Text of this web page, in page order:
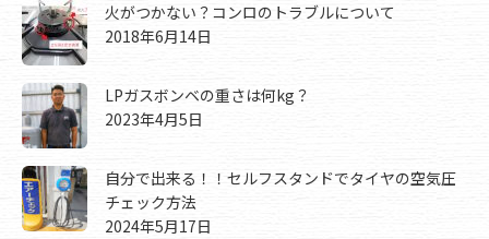
火がつかない？コンロのトラブルについて
2018年6月14日
LPガスボンベの重さは何kg？
2023年4月5日
自分で出来る！！セルフスタンドでタイヤの空気圧
チェック方法
2024年5月17日